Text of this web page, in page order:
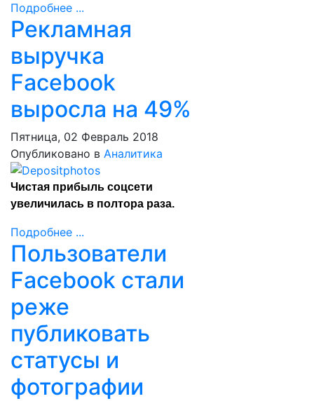
Подробнее ...
Рекламная
выручка
Facebook
выросла на 49%
Пятница, 02 Февраль 2018
Опубликовано в Аналитика
Чистая прибыль соцсети
увеличилась в полтора раза.
Подробнее ...
Пользователи
Facebook стали
реже
публиковать
статусы и
фотографии